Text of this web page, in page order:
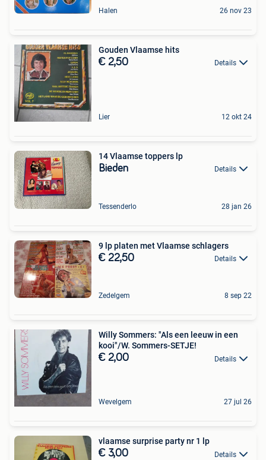
Halen 26 nov 23
Gouden Vlaamse hits
€ 2,50 Details
Lier 12 okt 24
14 Vlaamse toppers lp
Bieden Details
Tessenderlo 28 jan 26
9 lp platen met Vlaamse schlagers
€ 22,50 Details
Zedelgem 8 sep 22
Willy Sommers: "Als een leeuw in een
kooi"/W. Sommers-SETJE!
€ 2,00 Details
Wevelgem 27 jul 26
vlaamse surprise party nr 1 lp
€ 3,00 Details